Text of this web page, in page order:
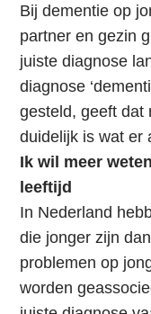
a
r
d
e
n
a
v
i
g
a
t
i
Bij dementie op
partner en gezin
juiste diagnose
diagnose
gesteld, geeft dat
duidelijk is wat er
Ik wil meer
leeftijd
In Nederland
die jonger zijn
problemen op
worden